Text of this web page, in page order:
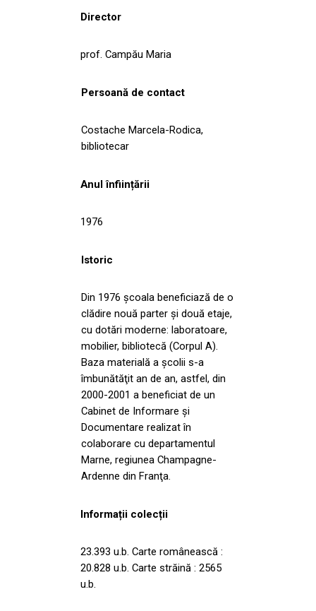
Director
prof. Campău Maria
Persoană de contact
Costache Marcela-Rodica,
bibliotecar
Anul înființării
1976
Istoric
Din 1976 şcoala beneficiază de o
clădire nouă parter şi două etaje,
cu dotări moderne: laboratoare,
mobilier, bibliotecă (Corpul A).
Baza materială a şcolii s-a
îmbunătăţit an de an, astfel, din
2000-2001 a beneficiat de un
Cabinet de Informare şi
Documentare realizat în
colaborare cu departamentul
Marne, regiunea Champagne-
Ardenne din Franţa.
Informații colecții
23.393 u.b. Carte românească :
20.828 u.b. Carte străină : 2565
u.b.